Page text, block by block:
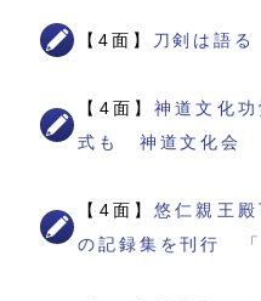
【4面】 刀剣は語
【4面】神道文化
式も 神道文化会
【4面】悠仁親王
の記録集を刊行 「